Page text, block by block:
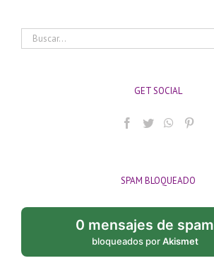
Buscar:
GET SOCIAL
SPAM BLOQUEADO
0 mensajes de spam
bloqueados porAkismet